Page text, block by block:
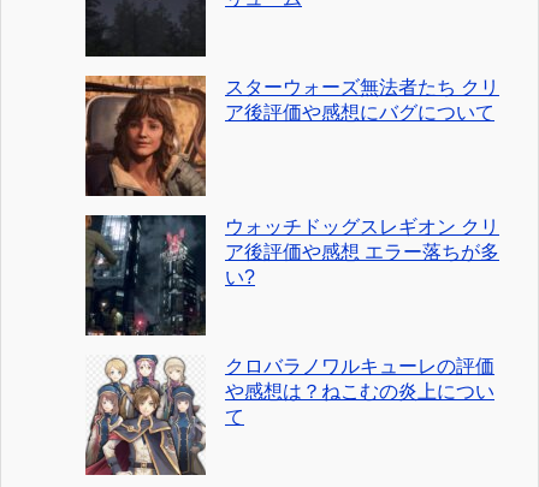
スターウォーズ無法者たち クリ
ア後評価や感想にバグについて
ウォッチドッグスレギオン クリ
ア後評価や感想 エラー落ちが多
い?
クロバラノワルキューレの評価
や感想は？ねこむの炎上につい
て